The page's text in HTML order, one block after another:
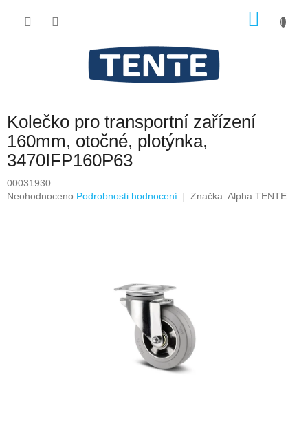
Kolečko pro transportní zařízení
160mm, otočné, plotýnka,
3470IFP160P63
00031930
Průměrné
Neohodnoceno Podrobnosti hodnocení Značka: Alpha TENTE